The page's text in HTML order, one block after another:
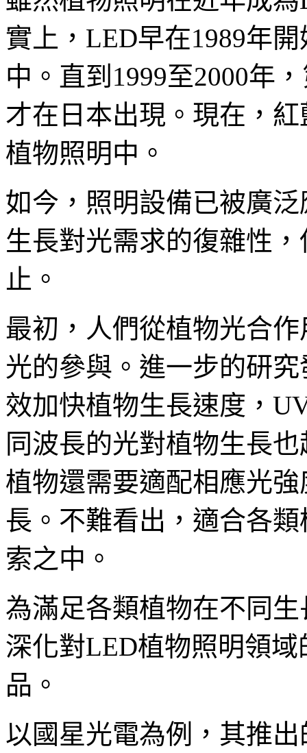
實上，LED早在1989年
中。直到1999至2000年
才在日本出現。現在，
植物照明中。
如今，照明設備已被廣
生長對光需求的復雜性
止。
最初，人們從植物光合
光的參與。進一步的研
效加快植物生長速度，
同波長的光對植物生長
植物還需要適配相應光
長。不難看出，適合各
索之中。
為滿足各類植物在不同
深化對LED植物照明領
品。
以國星光電為例，其推